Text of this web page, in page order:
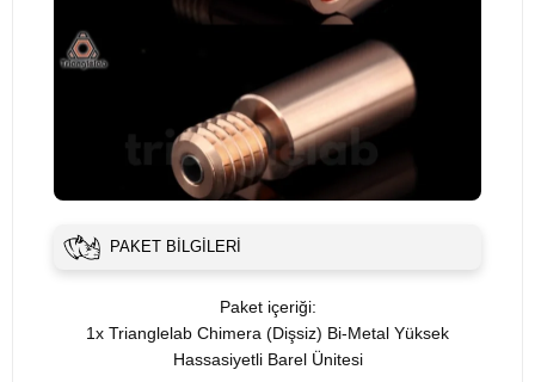
PAKET BILGILERI
Paket içeriği:
1x Trianglelab Chimera (Dişsiz) Bi-Metal Yüksek
Hassasiyetli Barel Ünitesi